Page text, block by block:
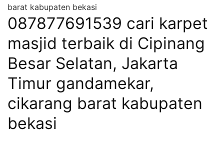
barat kabupaten bekasi
087877691539 cari karpet
masjid terbaik di Cipinang
Besar Selatan, Jakarta
Timur gandamekar,
cikarang barat kabupaten
bekasi